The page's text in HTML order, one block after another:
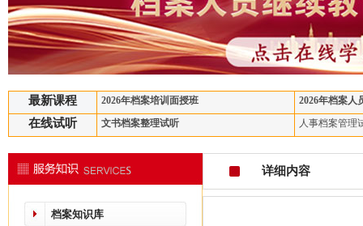
最新课程 2026年档案培训面授班 2026年档案人
在线试听 文书档案整理试听 人事档案管理
档案知识库
详细内容